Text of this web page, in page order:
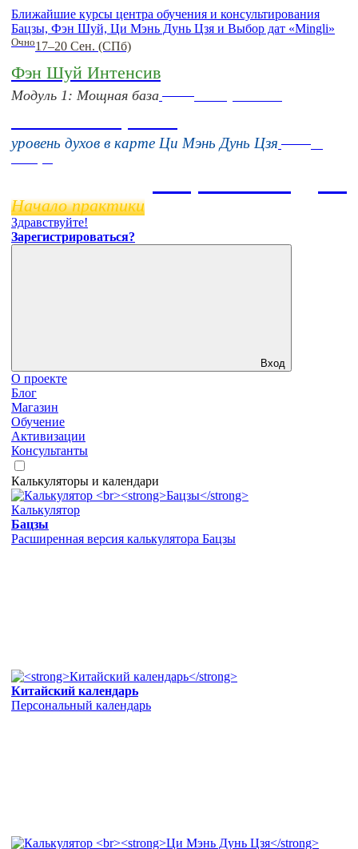
Ближайшие курсы центра обучения и консультирования
Бацзы, Фэн Шуй, Ци Мэнь Дунь Цзя и Выбор дат «Mingli»
Очно17–20 Сен. (СПб)
Фэн Шуй Интенсив
Модуль 1: Мощная база
уровень духов в карте Ци Мэнь Дунь Цзя
Начало практики
Здравствуйте!
Зарегистрироваться?
Вход
О проекте
Блог
Магазин
Обучение
Активизации
Консультанты
Калькуляторы и календари
Калькулятор
Бацзы
Расширенная версия калькулятора Бацзы
Китайский календарь
Персональный календарь